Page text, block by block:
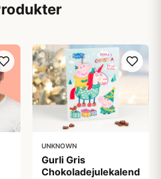
UNKNOWN
Gurli Gris
Chokoladejulekalender